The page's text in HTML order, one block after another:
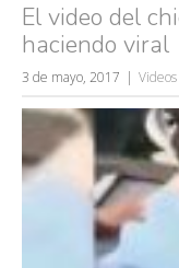
El video del
haciendo viral
3 de mayo, 2017